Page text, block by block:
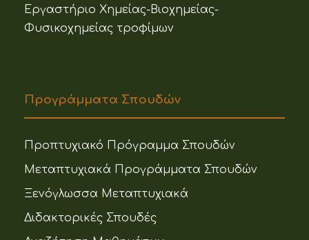
Εργαστήριο Χημείας-Βιοχημείας-
Φυσικοχημείας τροφίμων
Προγράμματα Σπουδών
Προπτυχιακό Πρόγραμμα Σπουδών
Μεταπτυχιακά Προγράμματα Σπουδών
Ξενόγλωσσα Μεταπτυχιακά
Διδακτορικές Σπουδές